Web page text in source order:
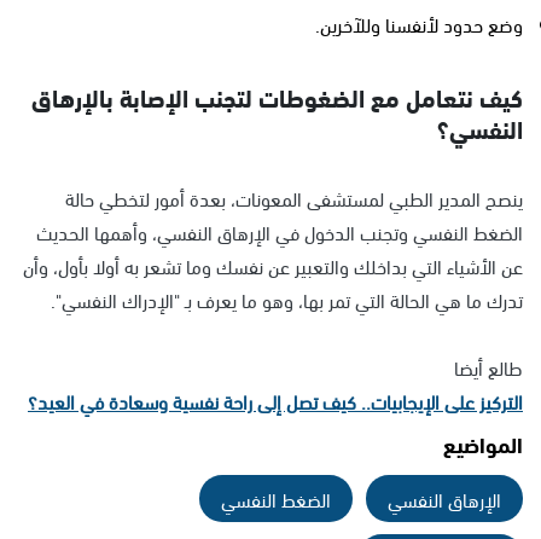
وضع حدود لأنفسنا وللآخرين.
كيف نتعامل مع الضغوطات لتجنب الإصابة بالإرهاق
النفسي؟
ينصح المدير الطبي لمستشفى المعونات، بعدة أمور لتخطي حالة
الضغط النفسي وتجنب الدخول في الإرهاق النفسي، وأهمها الحديث
عن الأشياء التي بداخلك والتعبير عن نفسك وما تشعر به أولا بأول، وأن
تدرك ما هي الحالة التي تمر بها، وهو ما يعرف بـ "الإدراك النفسي".
طالع أيضا
التركيز على الإيجابيات.. كيف تصل إلى راحة نفسية وسعادة في العيد؟
المواضيع
الإرهاق النفسي
الضغط النفسي